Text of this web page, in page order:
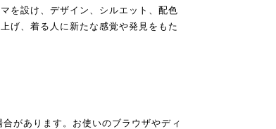
を設け、デザイン、シルエット、配色
げ、着る人に新たな感覚や発見をもた
があります。お使いのブラウザやディ